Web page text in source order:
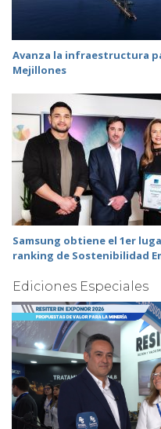
Avanza la infraestructura
Mejillones
Samsung obtiene el 1er
ranking de Sostenibilidad
Ediciones Especiales